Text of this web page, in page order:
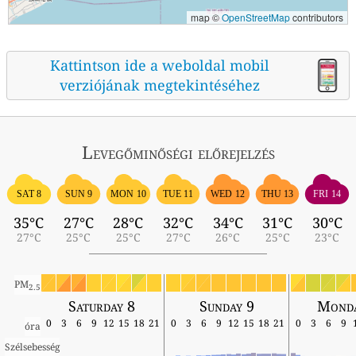
map ©OpenStreetMapcontributors
Kattintson ide a weboldal mobil
verziójának megtekintéséhez
Levegőminőségi előrejelzés
SAT 8
35°C
27°C
SUN 9
27°C
25°C
MON 10
28°C
25°C
TUE 11
32°C
27°C
WED 12
34°C
26°C
THU 13
31°C
25°C
FRI 14
30°C
23°C
PM2.5
Saturday 8 Sunday 9
óra 0 3 6 9 12 15 18 21 0 3 6 9 12 15 18 21 0 3 6 9
Szélsebesség